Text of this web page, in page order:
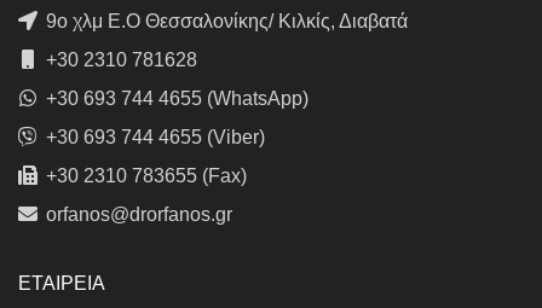
9ο χλμ Ε.Ο Θεσσαλονίκης/ Κιλκίς, Διαβατά
+30 2310 781628
+30 693 744 4655 (WhatsApp)
+30 693 744 4655 (Viber)
+30 2310 783655 (Fax)
orfanos@drorfanos.gr
ΕΤΑΙΡΕΙΑ